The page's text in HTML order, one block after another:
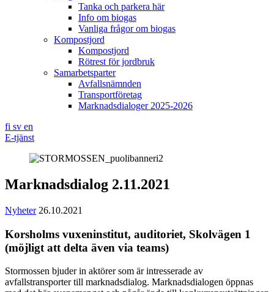
Tanka och parkera här
Info om biogas
Vanliga frågor om biogas
Kompostjord
Kompostjord
Rötrest för jordbruk
Samarbetsparter
Avfallsnämnden
Transportföretag
Marknadsdialoger 2025-2026
fi sv en
E-tjänst
Marknadsdialog 2.11.2021
Nyheter 26.10.2021
Korsholms vuxeninstitut, auditoriet, Skolvägen 1
(möjligt att delta även via teams)
Stormossen bjuder in aktörer som är intresserade av
avfallstransporter till marknadsdialog. Marknadsdialogen öppnas